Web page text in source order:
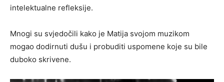
intelektualne refleksije.
Mnogi su svjedočili kako je Matija svojom muzikom
mogao dodirnuti dušu i probuditi uspomene koje su bile
duboko skrivene.